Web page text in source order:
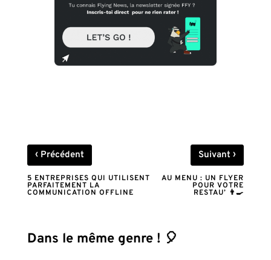
‹Précédent
5 ENTREPRISES QUI UTILISENT
PARFAITEMENT LA
COMMUNICATION OFFLINE
Suivant›
AU MENU : UN FLYER
POUR VOTRE
RESTAU’ 👨‍🍳
Dans le même genre ! 🎈